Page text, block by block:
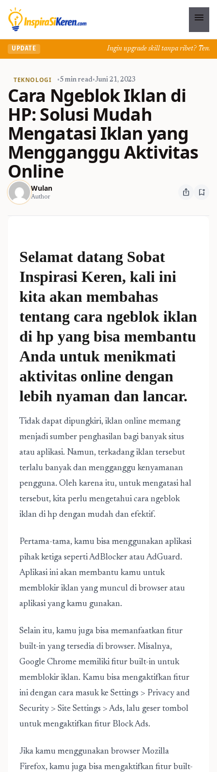
menu
UPDATE Ingin upgrade skill tanpa ribet?
TEKNOLOGI •5 min read•Juni 21, 2023
Cara Ngeblok Iklan di
HP: Solusi Mudah
Mengatasi Iklan yang
Mengganggu Aktivitas
Online
Wulan
Author ios_share bookmark_add
Selamat datang Sobat
Inspirasi Keren, kali ini
kita akan membahas
tentang cara ngeblok iklan
di hp yang bisa membantu
Anda untuk menikmati
aktivitas online dengan
lebih nyaman dan lancar.
Tidak dapat dipungkiri, iklan online memang
menjadi sumber penghasilan bagi banyak situs
atau aplikasi. Namun, terkadang iklan tersebut
terlalu banyak dan mengganggu kenyamanan
pengguna. Oleh karena itu, untuk mengatasi hal
tersebut, kita perlu mengetahui cara ngeblok
iklan di hp dengan mudah dan efektif.
Pertama-tama, kamu bisa menggunakan aplikasi
pihak ketiga seperti AdBlocker atau AdGuard.
Aplikasi ini akan membantu kamu untuk
memblokir iklan yang muncul di browser atau
aplikasi yang kamu gunakan.
Selain itu, kamu juga bisa memanfaatkan fitur
built-in yang tersedia di browser. Misalnya,
Google Chrome memiliki fitur built-in untuk
memblokir iklan. Kamu bisa mengaktifkan fitur
ini dengan cara masuk ke Settings > Privacy and
Security > Site Settings > Ads, lalu geser tombol
untuk mengaktifkan fitur Block Ads.
Jika kamu menggunakan browser Mozilla
Firefox, kamu juga bisa mengaktifkan fitur built-